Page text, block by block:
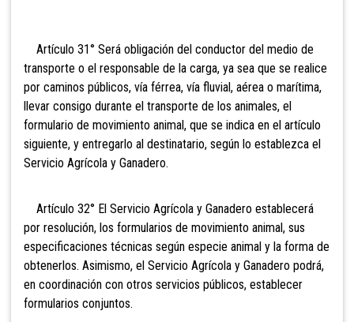
Artículo 31° Será obligación del conductor del medio de
transporte o el responsable de la carga, ya sea que se realice
por caminos públicos, vía férrea, vía fluvial, aérea o marítima,
llevar consigo durante el transporte de los animales, el
formulario de movimiento animal, que se indica en el artículo
siguiente, y entregarlo al destinatario, según lo establezca el
Servicio Agrícola y Ganadero.
Artículo 32° El Servicio Agrícola y Ganadero establecerá
por resolución, los formularios de movimiento animal, sus
especificaciones técnicas según especie animal y la forma de
obtenerlos. Asimismo, el Servicio Agrícola y Ganadero podrá,
en coordinación con otros servicios públicos, establecer
formularios conjuntos.